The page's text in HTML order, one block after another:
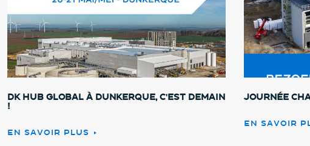
DK HUB GLOBAL à Dunkerque, c'est demain
!
EN SAVOIR PLUS
Journée
EN SAVOIR